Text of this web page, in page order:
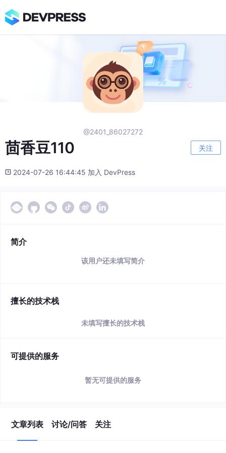
@2401_86027272
茴香豆110 关注
2024-07-26 16:44:45 加入 DevPress
简介
该用户还未填写简介
擅长的技术栈
未填写擅长的技术栈
可提供的服务
暂无可提供的服务
文章列表 讨论/问答 关注